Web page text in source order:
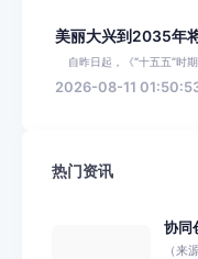
美丽大兴到2035年
自昨日起，《“十五五”时
2026-08-11
热门资讯
协同
（来